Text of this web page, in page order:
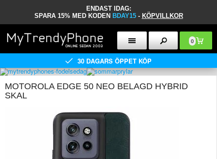
ENDAST IDAG:
SPARA 15% MED KODEN BDAY15 - KÖPVILLKOR
0
30 DAGARS ÖPPET KÖP
MOTOROLA EDGE 50 NEO BELAGD HYBRID
SKAL